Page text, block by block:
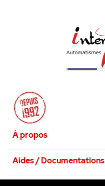
À propos
Aides / Documentations